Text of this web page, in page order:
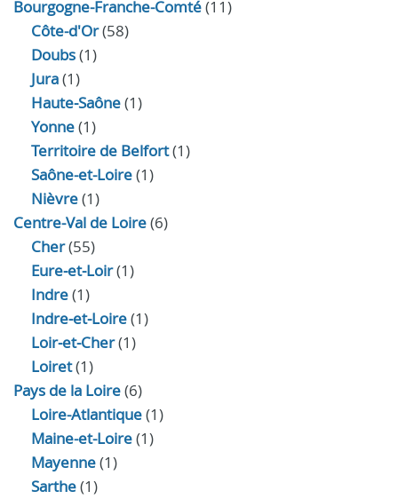
Bourgogne-Franche-Comté(11)
Côte-d'Or(58)
Doubs(1)
Jura(1)
Haute‑Saône(1)
Yonne(1)
Territoire de Belfort(1)
Saône-et-Loire(1)
Nièvre(1)
Centre-Val de Loire(6)
Cher(55)
Eure‑et‑Loir(1)
Indre(1)
Indre‑et‑Loire(1)
Loir‑et‑Cher(1)
Loiret(1)
Pays de la Loire(6)
Loire-Atlantique(1)
Maine-et-Loire(1)
Mayenne(1)
Sarthe(1)